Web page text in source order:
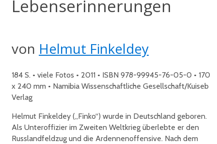
Lebenserinnerungen
von Helmut Finkeldey
184 S. • viele Fotos • 2011 • ISBN 978-99945-76-05-0 • 170
x 240 mm • Namibia Wissenschaftliche Gesellschaft/Kuiseb
Verlag
Helmut Finkeldey („Finko“) wurde in Deutschland geboren.
Als Unteroffizier im Zweiten Weltkrieg überlebte er den
Russlandfeldzug und die Ardennenoffensive. Nach dem